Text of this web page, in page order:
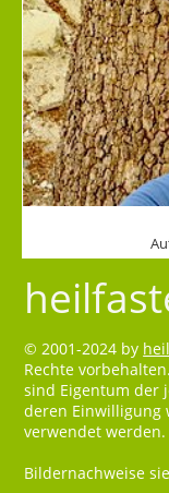
© 2001-2024 by
Rechte
sind Eigentum der
deren Einwilligung
verwendet werden.
Bildernachweise